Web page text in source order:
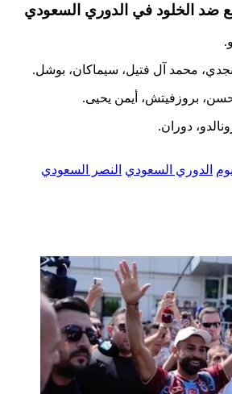
في الدوري السعودي
آل فتيل، سيماكان، بوشل.
أيمن يحيى.
السعودي النصر السعودي